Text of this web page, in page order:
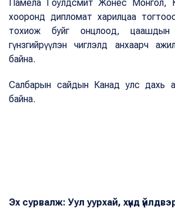
Памела Гоулдсмит Жонес Монгол,
хооронд дипломат харилцаа
тохиож буйг онцлоод, цаашдын
гүнзгийрүүлэн чиглэлд анхаарч
байна.
Салбарын сайдын Канад улс дахь
байна.
Эх сурвалж: Уул уурхай, хүнд